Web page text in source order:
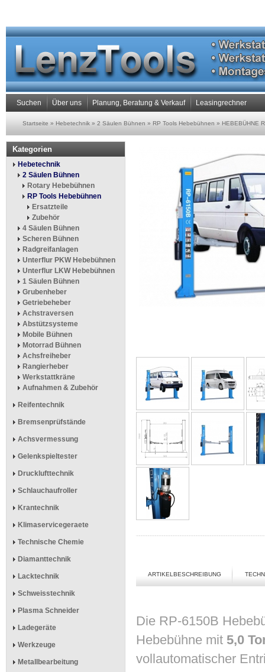
Suchen Über uns Planung, Beratung & Verkauf Leasingrechner
Startseite » Hebetechnik » 2 Säulen Bühnen » RP Tools Hebebühnen » HEBEBÜHNE
ARTIKELBESCHREIBUNG
Die RP-6150B
Hebebühne mit 5,0
vollautomatischer
Kategorien
Hebetechnik
2 Säulen Bühnen
Rotary Hebebühnen
RP Tools Hebebühnen
Ersatzteile
Zubehör
4 Säulen Bühnen
Scheren Bühnen
Radgreifanlagen
Unterflur PKW Hebebühnen
Unterflur LKW Hebebühnen
1 Säulen Bühnen
Grubenheber
Getriebeheber
Achstraversen
Abstützsysteme
Mobile Bühnen
Motorrad Bühnen
Achsfreiheber
Rangierheber
Werkstattkräne
Aufnahmen & Zubehör
Reifentechnik
Bremsenprüfstände
Achsvermessung
Gelenkspieltester
Drucklufttechnik
Schlauchaufroller
Krantechnik
Klimaservicegeraete
Technische Chemie
Diamanttechnik
Lacktechnik
Schweisstechnik
Plasma Schneider
Ladegeräte
Werkzeuge
Metallbearbeitung